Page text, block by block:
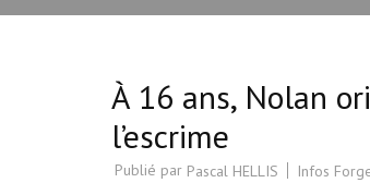
À 16 ans, Nolan
l’escrime
Publié par Pascal HELLIS Infos